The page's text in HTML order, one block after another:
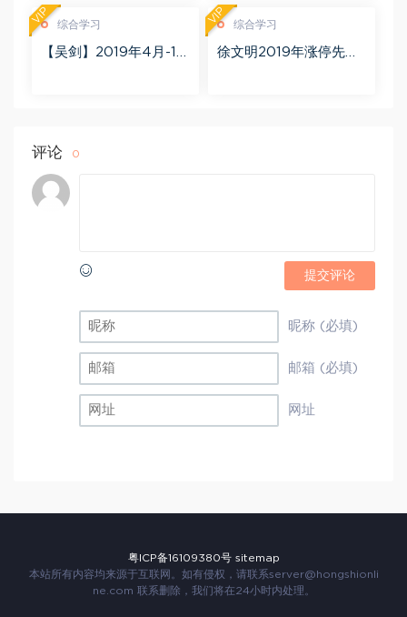
综合学习
【吴剑】2019年4月-11
VIP 综合学习
徐文明2019年涨停先锋
VIP
评论 0
提交评论
昵称 (必填)
邮箱 (必填)
网址
粤ICP备16109380号 sitemap
本站所有内容均来源于互联网。如有侵权，请联系server@hongshionli
ne.com 联系删除，我们将在24小时内处理。